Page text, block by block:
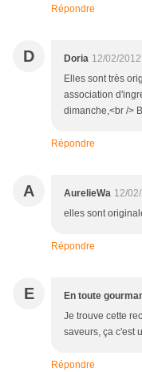
Répondre
D Doria 12/02/
Elles sont très
association
dimanche,<br />
Répondre
A AurelieWa 12/
elles sont
Répondre
E En toute
Je trouve cette
saveurs, ça c'est
Répondre